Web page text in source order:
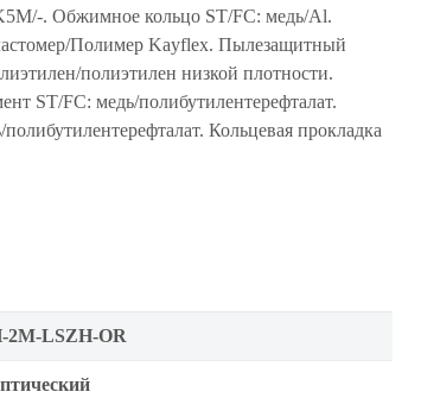
. Обжимное кольцо ST/FC: медь/Al.
Полимер Kayflex. Пылезащитный
полиэтилен низкой плотности.
ST/FC: медь/полибутилентерефталат.
Кольцевая прокладка
2M-LSZH-OR